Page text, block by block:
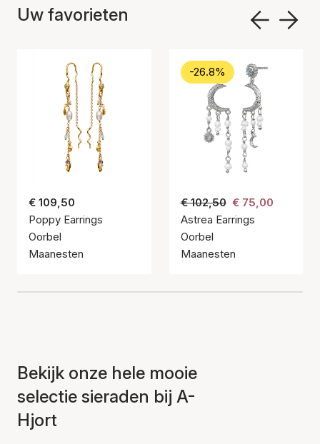
Uw favorieten
€ 109,50
Poppy Earrings
Oorbel
Maanesten
-26.8%
€ 102,50 € 75,00
Astrea Earrings
Oorbel
Maanesten
Bekijk onze hele mooie
selectie sieraden bij A-
Hjort